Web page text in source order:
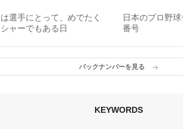
選手にとって、めでたく
ャーでもある日
日本のプロ野
番号
バックナンバーを見る
KEYWORDS